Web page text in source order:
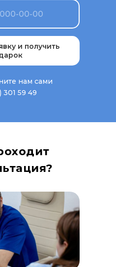
301 59 49
и получить
нам сами